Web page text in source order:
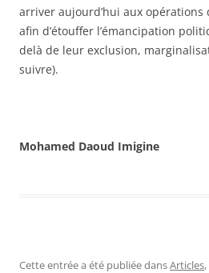
arriver aujourd’hui aux opérations
afin d’étouffer l’émancipation
delà de leur exclusion,
suivre).
Mohamed Daoud Imigine
Cette entrée a été publiée dansArticles,